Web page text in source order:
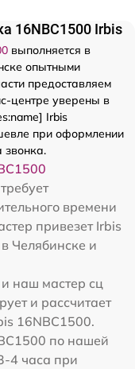
16NBC1500 Irbis
выполняется в
опытными
предоставляем
центре уверены в
Irbis
при оформлении
звонка.
времени
привезет Irbis
Челябинске и
наш мастер сц
и рассчитает
16NBC1500.
по нашей
4 часа при